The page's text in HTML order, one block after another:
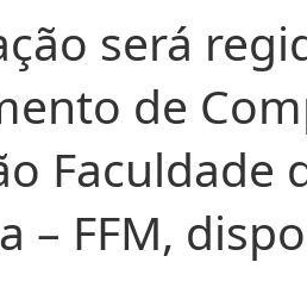
será
de
Faculdade
– FFM,